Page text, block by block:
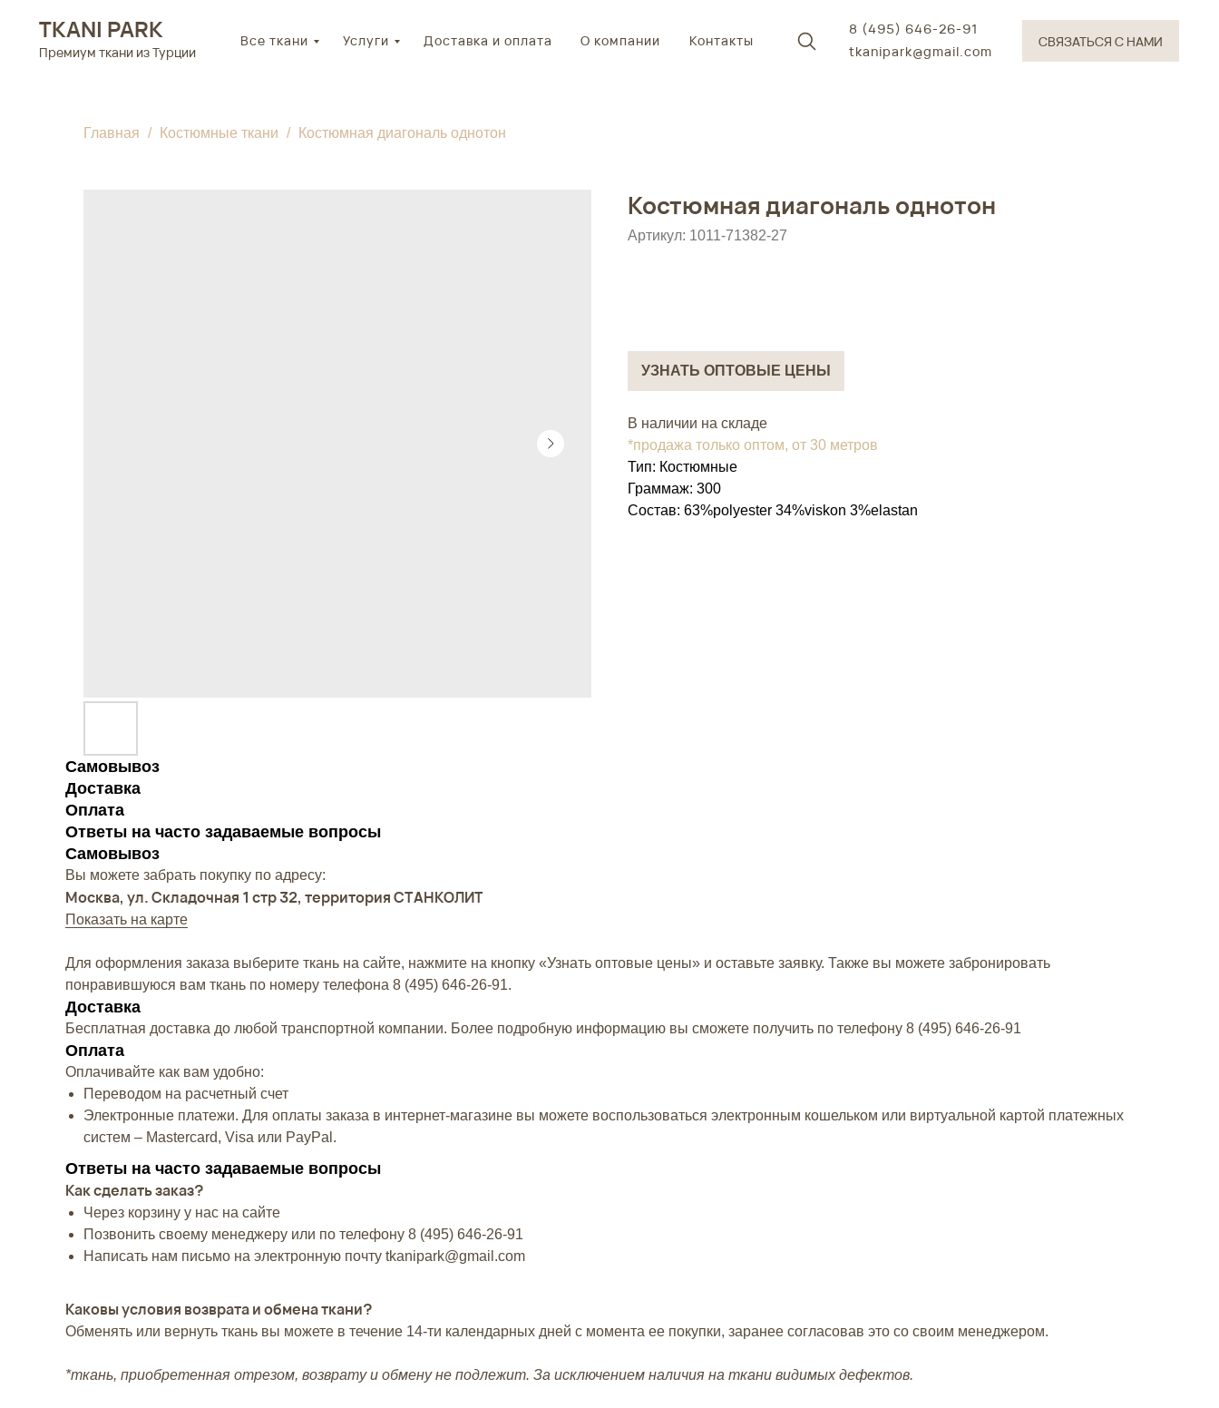
О компании
8 (495) 646-26-91
tkanipark@gmail.com
TKANI PARK Все ткани
Премиум ткани из Турции
Услуги Контакты
Доставка и оплата СВЯЗАТЬСЯ С НАМИ
Главная Костюмные ткани Костюмная диагональ однотон
Костюмная диагональ однотон
Артикул: 1011-71382-27
УЗНАТЬ ОПТОВЫЕ ЦЕНЫ
В наличии на складе
*продажа только оптом, от 30 метров
Тип: Костюмные
Граммаж: 300
Состав: 63%polyester 34%viskon 3%elastan
Самовывоз
Доставка
Оплата
Ответы на часто задаваемые вопросы
Самовывоз
Вы можете забрать покупку по адресу:
Москва, ул. Складочная 1 стр 32, территория СТАНКОЛИТ
Показать на карте
Для оформления заказа выберите ткань на сайте, нажмите на кнопку «Узнать оптовые цены» и оставьте заявку. Также вы можете забронировать
понравившуюся вам ткань по номеру телефона 8 (495) 646-26-91.
Доставка
Бесплатная доставка до любой транспортной компании. Более подробную информацию вы сможете получить по телефону 8 (495) 646-26-91
Оплата
Оплачивайте как вам удобно:
Переводом на расчетный счет
Электронные платежи. Для оплаты заказа в интернет-магазине вы можете воспользоваться электронным кошельком или виртуальной картой платежных
систем – Mastercard, Visa или PayPal.
Ответы на часто задаваемые вопросы
Как сделать заказ?
Через корзину у нас на сайте
Позвонить своему менеджеру или по телефону 8 (495) 646-26-91
Написать нам письмо на электронную почту tkanipark@gmail.com
Каковы условия возврата и обмена ткани?
Обменять или вернуть ткань вы можете в течение 14-ти календарных дней с момента ее покупки, заранее согласовав это со своим менеджером.
*ткань, приобретенная отрезом, возврату и обмену не подлежит. За исключением наличия на ткани видимых дефектов.